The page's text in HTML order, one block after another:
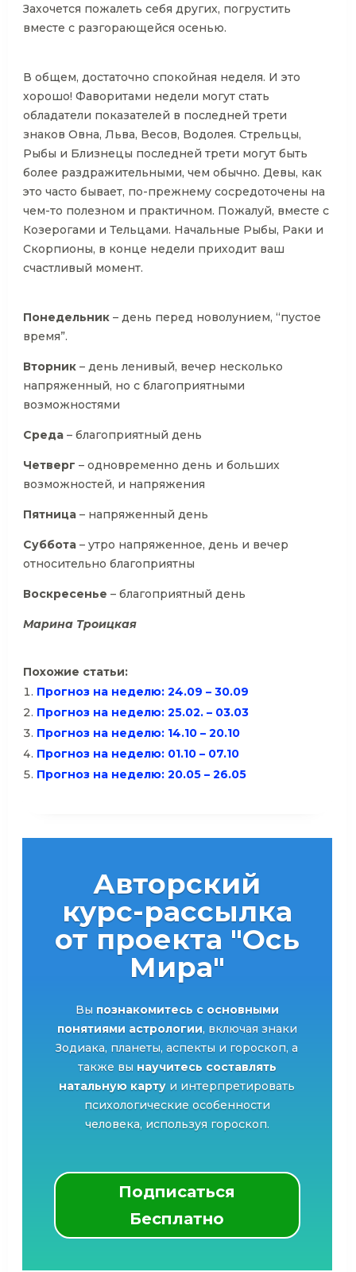
Захочется пожалеть себя других, погрустить
вместе с разгорающейся осенью.
В общем, достаточно спокойная неделя. И это
хорошо! Фаворитами недели могут стать
обладатели показателей в последней трети
знаков Овна, Льва, Весов, Водолея. Стрельцы,
Рыбы и Близнецы последней трети могут быть
более раздражительными, чем обычно. Девы, как
это часто бывает, по-прежнему сосредоточены на
чем-то полезном и практичном. Пожалуй, вместе с
Козерогами и Тельцами. Начальные Рыбы, Раки и
Скорпионы, в конце недели приходит ваш
счастливый момент.
Понедельник – день перед новолунием, “пустое
время”.
Вторник – день ленивый, вечер несколько
напряженный, но с благоприятными
возможностями
Среда – благоприятный день
Четверг – одновременно день и больших
возможностей, и напряжения
Пятница – напряженный день
Суббота – утро напряженное, день и вечер
относительно благоприятны
Воскресенье – благоприятный день
Марина Троицкая
Похожие статьи:
Прогноз на неделю: 24.09 – 30.09
Прогноз на неделю: 25.02. – 03.03
Прогноз на неделю: 14.10 – 20.10
Прогноз на неделю: 01.10 – 07.10
Прогноз на неделю: 20.05 – 26.05
Авторский
курс-рассылка
от проекта "Ось
Мира"
Вы познакомитесь с основными
понятиями астрологии, включая знаки
Зодиака, планеты, аспекты и гороскоп, а
также вы научитесь составлять
натальную карту и интерпретировать
психологические особенности
человека, используя гороскоп.
Подписаться
Бесплатно